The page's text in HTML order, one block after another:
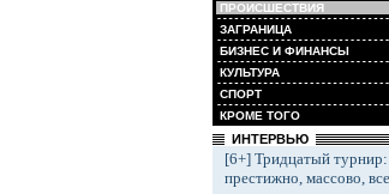
ПРОИСШЕСТВИЯ
ЗАГРАНИЦА
БИЗНЕС И ФИНАНСЫ
КУЛЬТУРА
СПОРТ
КРОМЕ ТОГО
ИНТЕРВЬЮ
[6+] Тридцатый турнир:
престижно, массово,